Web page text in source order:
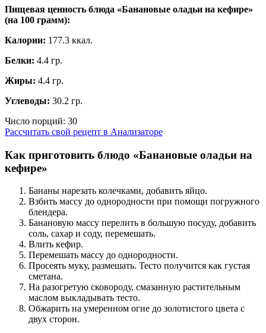
Пищевая ценность блюда «Банановые оладьи на кефире»
(на 100 грамм):
Калории: 177.3 ккал.
Белки: 4.4 гр.
Жиры: 4.4 гр.
Углеводы: 30.2 гр.
Число порций: 30
Рассчитать свой рецепт в Анализаторе
Как приготовить блюдо «Банановые оладьи на
кефире»
Бананы нарезать колечками, добавить яйцо.
Взбить массу до однородности при помощи погружного
блендера.
Банановую массу перелить в большую посуду, добавить
соль, сахар и соду, перемешать.
Влить кефир.
Перемешать массу до однородности.
Просеять муку, размешать. Тесто получится как густая
сметана.
На разогретую сковороду, смазанную растительным
маслом выкладывать тесто.
Обжарить на умеренном огне до золотистого цвета с
двух сторон.